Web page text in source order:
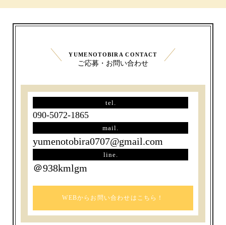
YUMENOTOBIRA CONTACT
ご応募・お問い合わせ
tel.
090-5072-1865
mail.
yumenotobira0707@gmail.com
line.
＠938kmlgm
WEBからお問い合わせはこちら！